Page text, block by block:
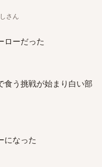
さん
ローだった
食う挑戦が始まり白い部
になった